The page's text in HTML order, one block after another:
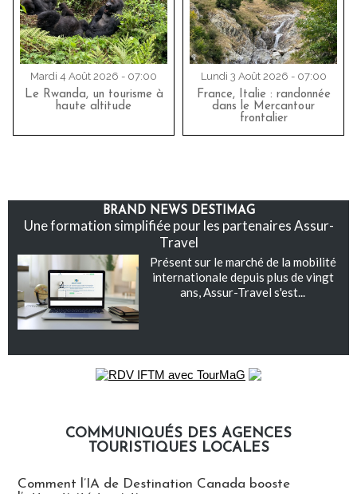
Mardi 4 Août 2026 - 07:00
Le Rwanda, un tourisme à
haute altitude
Lundi 3 Août 2026 - 07:00
France, Italie : randonnée
dans le Mercantour
frontalier
BRAND NEWS DESTIMAG
Une formation simplifiée pour les partenaires Assur-
Travel
Présent sur le marché de la mobilité
internationale depuis plus de vingt
ans, Assur-Travel s'est...
COMMUNIQUÉS DES AGENCES
TOURISTIQUES LOCALES
Comment l’IA de Destination Canada booste